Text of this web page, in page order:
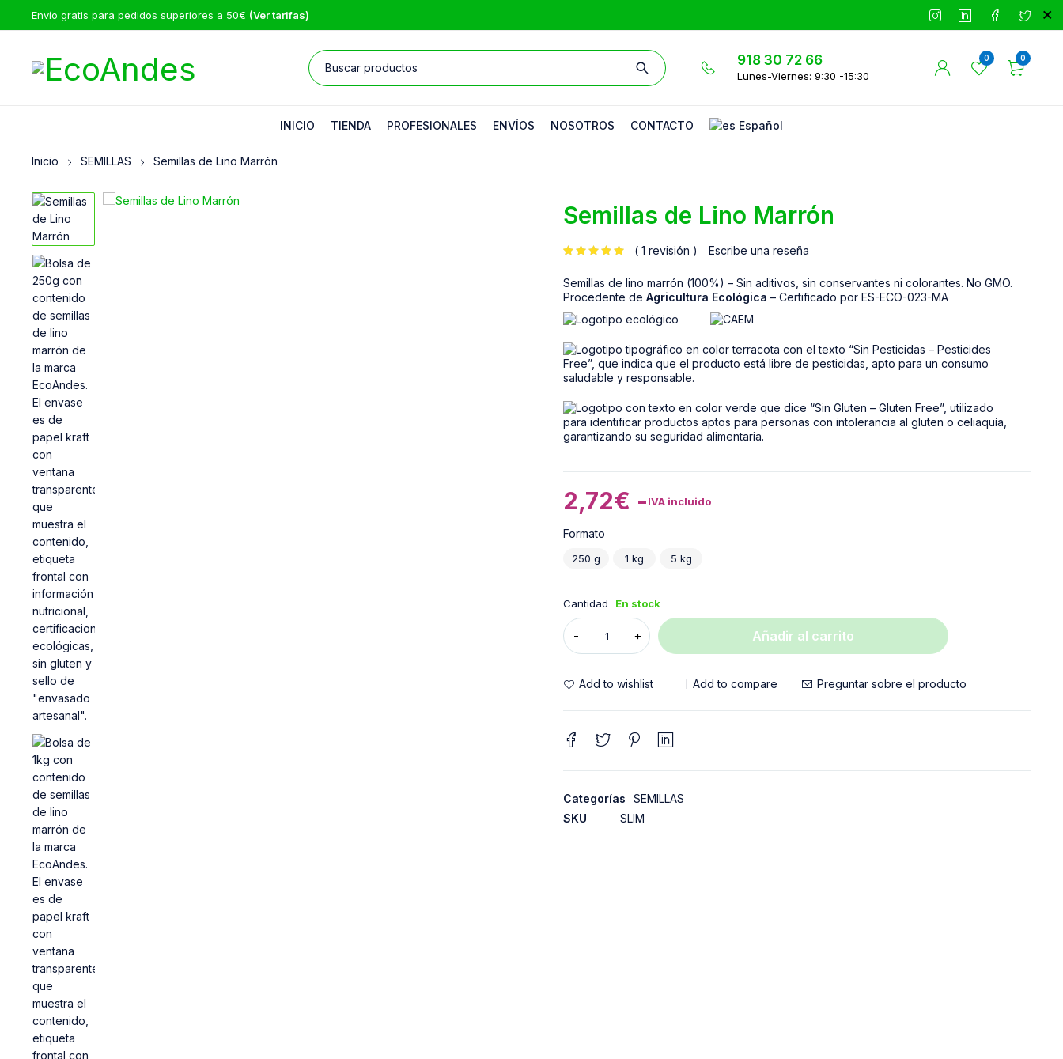
Envío gratis para pedidos superiores a 50€ (Ver tarifas)
918 30 72 66
Lunes-Viernes: 9:30 -15:30
0 0
INICIO TIENDA PROFESIONALES ENVÍOS NOSOTROS CONTACTO Español
Inicio SEMILLAS Semillas de Lino Marrón
Semillas de Lino Marrón
1 revisión Escribe una reseña
Semillas de lino marrón (100%) – Sin aditivos, sin conservantes ni colorantes. No GMO.
Procedente de Agricultura Ecológica – Certificado por ES-ECO-023-MA
2,72€ -IVA incluido
Formato
250 g 1 kg 5 kg
Cantidad En stock
Añadir al carrito
Add to wishlist Add to compare Preguntar sobre el producto
Categorías
SEMILLAS
SKU
SLIM